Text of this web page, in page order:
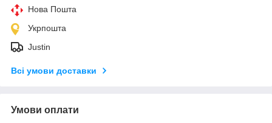
Нова Пошта
Укрпошта
Justin
Всі умови доставки
Умови оплати